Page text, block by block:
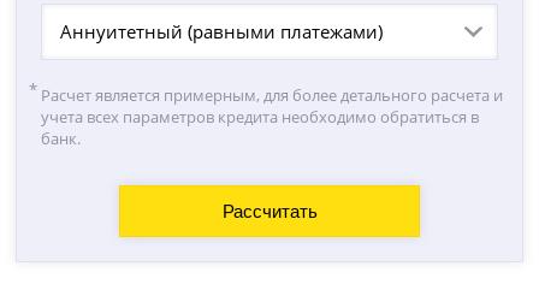
Аннуитетный (равными платежами)
Расчет является примерным, для более детального расчета и
учета всех параметров кредита необходимо обратиться в
банк.